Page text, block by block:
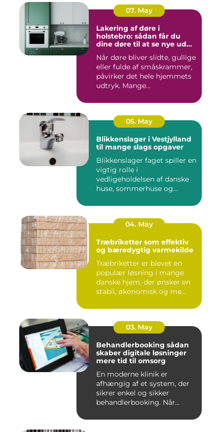
07. May
Lakering af døre i
holstebro: sådan får du
dine døre til at se nye ud
Når døre bliver slidte, gullige
eller fulde af småskrammer,
påvirker det hele hjemmets
udtryk. Mange...
05. May
Blikkenslager i Vestjylland
til mange slags opgaver
Blikkenslager faget spiller en
vigtig rolle i
vedligeholdelsen af danske
huse, sommerhuse og
04. May
Træbriketter som effektiv
og bæredygtig varmekilde
Træbriketter er blevet en
populær løsning i mange
danske hjem, der ønsker en
stabil, økonomisk og me...
03. May
Behandlerbooking sådan
skaber digitale løsninger
mere tid til omsorg
En moderne klinik er
afhængig af et system, der
sikrer enkel og sikker
behandlerbooking. Når